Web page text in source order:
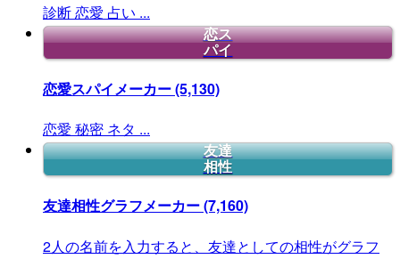
診断恋愛 占い ...
恋ス
パイ
恋愛スパイメーカー(5,130)
恋愛 秘密 ネタ ...
友達
相性
友達相性グラフメーカー(7,160)
2人の名前を入力すると、友達としての相性がグラフ